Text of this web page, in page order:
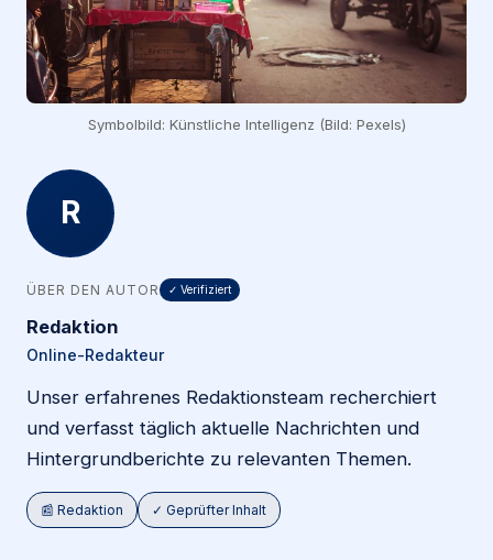
Symbolbild: Künstliche Intelligenz (Bild: Pexels)
R
ÜBER DEN AUTOR ✓ Verifiziert
Redaktion
Online-Redakteur
Unser erfahrenes Redaktionsteam recherchiert
und verfasst täglich aktuelle Nachrichten und
Hintergrundberichte zu relevanten Themen.
📰 Redaktion ✓ Geprüfter Inhalt